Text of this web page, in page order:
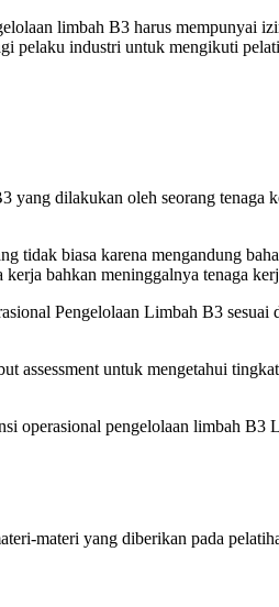
limbah B3 harus mempunyai
pelaku industri untuk mengikuti
dilakukan oleh seorang tenaga
biasa karena mengandung
bahkan meninggalnya tenaga
Pengelolaan Limbah B3
assessment untuk mengetahui
operasional pengelolaan limbah B3
materi yang diberikan pada